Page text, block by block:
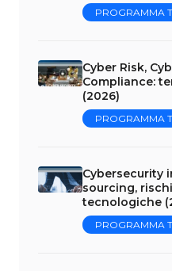
PROGRAMMA
Cyber Risk,
Compliance:
(2026)
PROGRAMMA
Cybersecurity
sourcing,
tecnologiche
PROGRAMMA